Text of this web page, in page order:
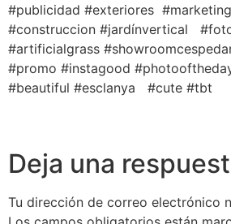
#publicidad #exteriores
#construccion #jardínvertical
#artificialgrass
#promo #instagood
#beautiful #esclanya #cute #tbt
Deja una
Tu dirección de correo electrónico